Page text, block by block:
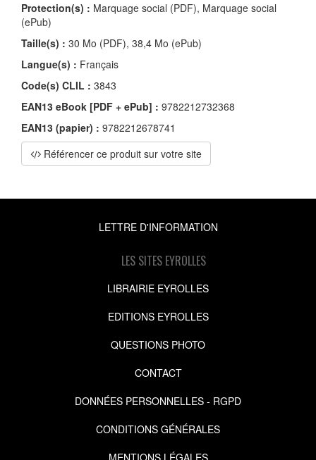
Protection(s) : Marquage social (PDF), Marquage social
(ePub)
Taille(s) : 30 Mo (PDF), 38,4 Mo (ePub)
Langue(s) : Français
Code(s) CLIL : 3843
EAN13 eBook [PDF + ePub] : 9782212732368
EAN13 (papier) : 9782212678741
Référencer ce produit sur votre site
LETTRE D'INFORMATION
LES SITES EYROLLES
LIBRAIRIE EYROLLES
EDITIONS EYROLLES
QUESTIONS PHOTO
CONTACT
DONNÉES PERSONNELLES - RGPD
CONDITIONS GÉNÉRALES